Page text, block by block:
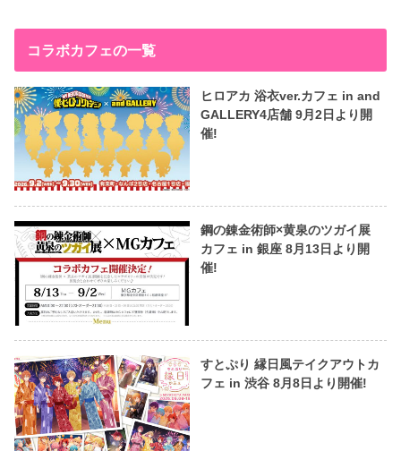
コラボカフェの一覧
ヒロアカ 浴衣ver.カフェ in and
GALLERY4店舗 9月2日より開
催!
鋼の錬金術師×黄泉のツガイ展
カフェ in 銀座 8月13日より開
催!
すとぷり 縁日風テイクアウトカ
フェ in 渋谷 8月8日より開催!